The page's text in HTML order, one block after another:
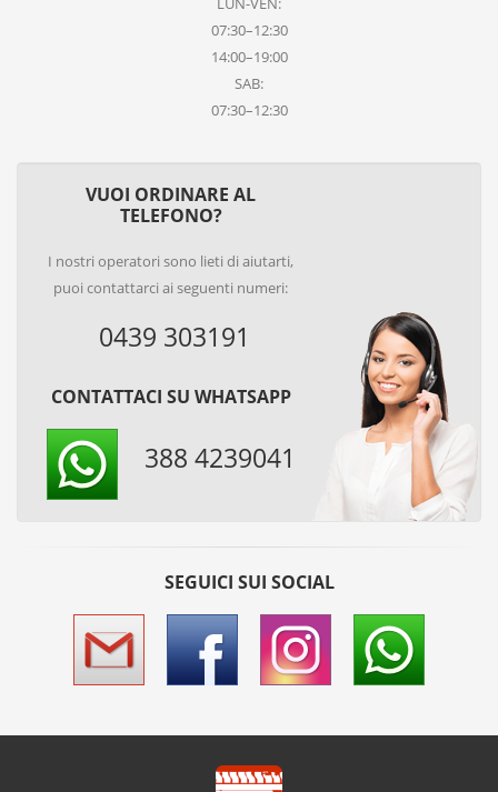
07:30–12:30
14:00–19:00
SAB:
07:30–12:30
VUOI ORDINARE AL
TELEFONO?
I nostri operatori sono lieti di aiutarti,
puoi contattarci ai seguenti numeri:
0439 303191
CONTATTACI SU WHATSAPP
388 4239041
SEGUICI SUI SOCIAL